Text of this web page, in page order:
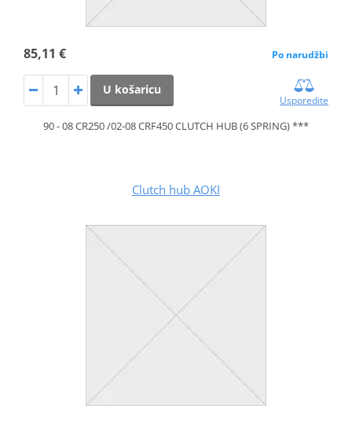
85,11 € Po narudžbi
U košaricu
Usporedite
90 - 08 CR250 /02-08 CRF450 CLUTCH HUB (6 SPRING) ***
Clutch hub AOKI